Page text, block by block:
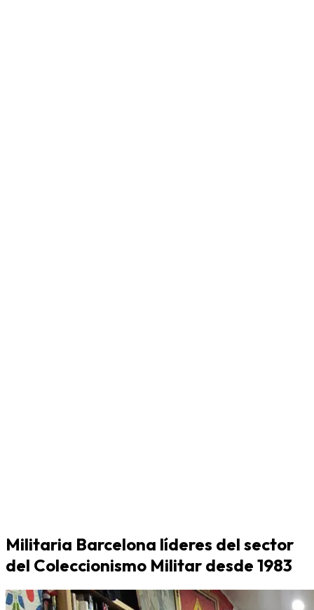
Militaria Barcelona líderes del sector
del Coleccionismo Militar desde 1983